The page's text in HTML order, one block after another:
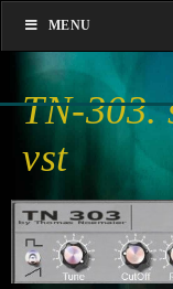
TN-303.
vst
MENU